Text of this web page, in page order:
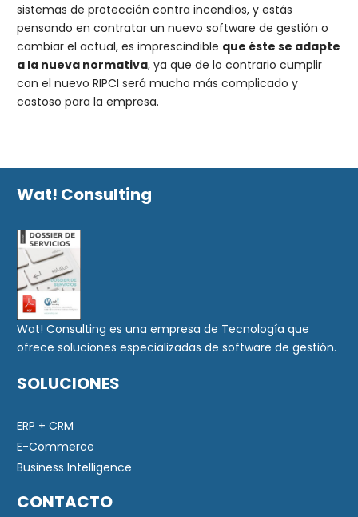
sistemas de protección contra incendios, y estás
pensando en contratar un nuevo software de gestión o
cambiar el actual, es imprescindible que éste se adapte
a la nueva normativa, ya que de lo contrario cumplir
con el nuevo RIPCI será mucho más complicado y
costoso para la empresa.
Wat! Consulting
Wat! Consulting es una empresa de Tecnología que
ofrece soluciones especializadas de software de gestión.
SOLUCIONES
ERP + CRM
E-Commerce
Business Intelligence
CONTACTO